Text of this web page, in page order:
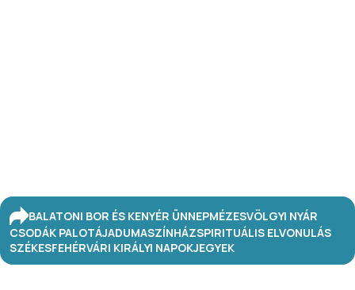
BALATONI BOR ÉS KENYÉR ÜNNEPMÉZESVÖLGYI NYÁR
CSODÁK PALOTÁJADUMASZÍNHÁZSPIRITUÁLIS ELVONULÁS
SZÉKESFEHÉRVÁRI KIRÁLYI NAPOKJEGYEK